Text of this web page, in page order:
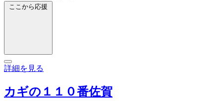
ここから応援
詳細を見る
カギの１１０番佐賀